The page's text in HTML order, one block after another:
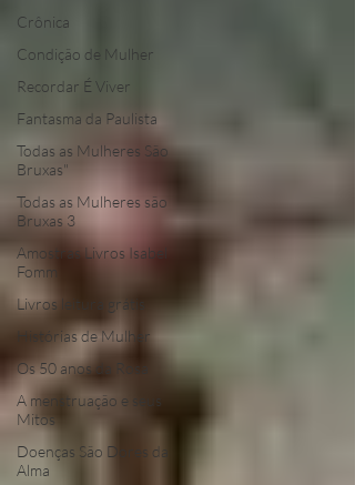
Crônica
Condição de Mulher
Recordar É Viver
Fantasma da Paulista
Todas as Mulheres São
Bruxas"
Todas as Mulheres são
Bruxas 3
Amostras Livros Isabel
Fomm
Livros leitura grátis
Histórias de Mulher
Os 50 anos da Rosa
A menstruação e seus
Mitos
Doenças São Dores da
Alma